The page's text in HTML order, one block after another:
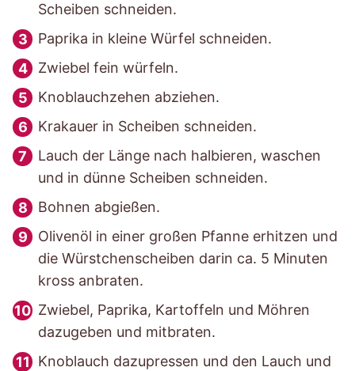
Scheiben schneiden.
Paprika in kleine Würfel schneiden.
Zwiebel fein würfeln.
Knoblauchzehen abziehen.
Krakauer in Scheiben schneiden.
Lauch der Länge nach halbieren, waschen
und in dünne Scheiben schneiden.
Bohnen abgießen.
Olivenöl in einer großen Pfanne erhitzen und
die Würstchenscheiben darin ca. 5 Minuten
kross anbraten.
Zwiebel, Paprika, Kartoffeln und Möhren
dazugeben und mitbraten.
Knoblauch dazupressen und den Lauch und